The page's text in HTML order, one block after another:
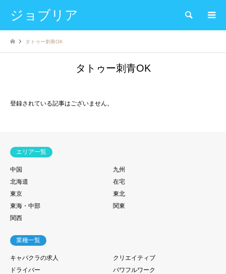
ジョブリア 検索
タトゥー刺青OK
タトゥー刺青OK
登録されている記事はございません。
エリア一覧
中国
九州
北海道
在宅
東京
東北
東海・中部
関東
関西
業種一覧
キャバクラの求人
クリエイティブ
ドライバー
パワフルワーク